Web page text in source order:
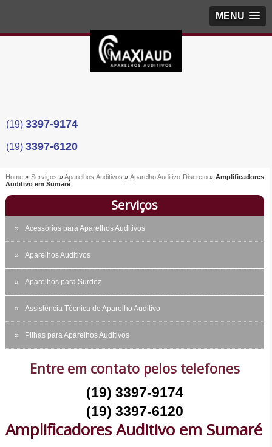
MENU
(19) 3397-9174
(19) 3397-6120
Home » Serviços »Aparelhos Auditivos» Aparelho Auditivo Discreto» Amplificadores
Auditivo em Sumaré
Serviços
Acessórios para Aparelhos Auditivos
Aparelhos Auditivos
Aparelhos para Surdez
Assistência Técnica de Aparelho Auditivo
Pilhas para Aparelhos Auditivos
Entre em contato pelos telefones
(19) 3397-9174
(19) 3397-6120
Amplificadores Auditivo em Sumaré